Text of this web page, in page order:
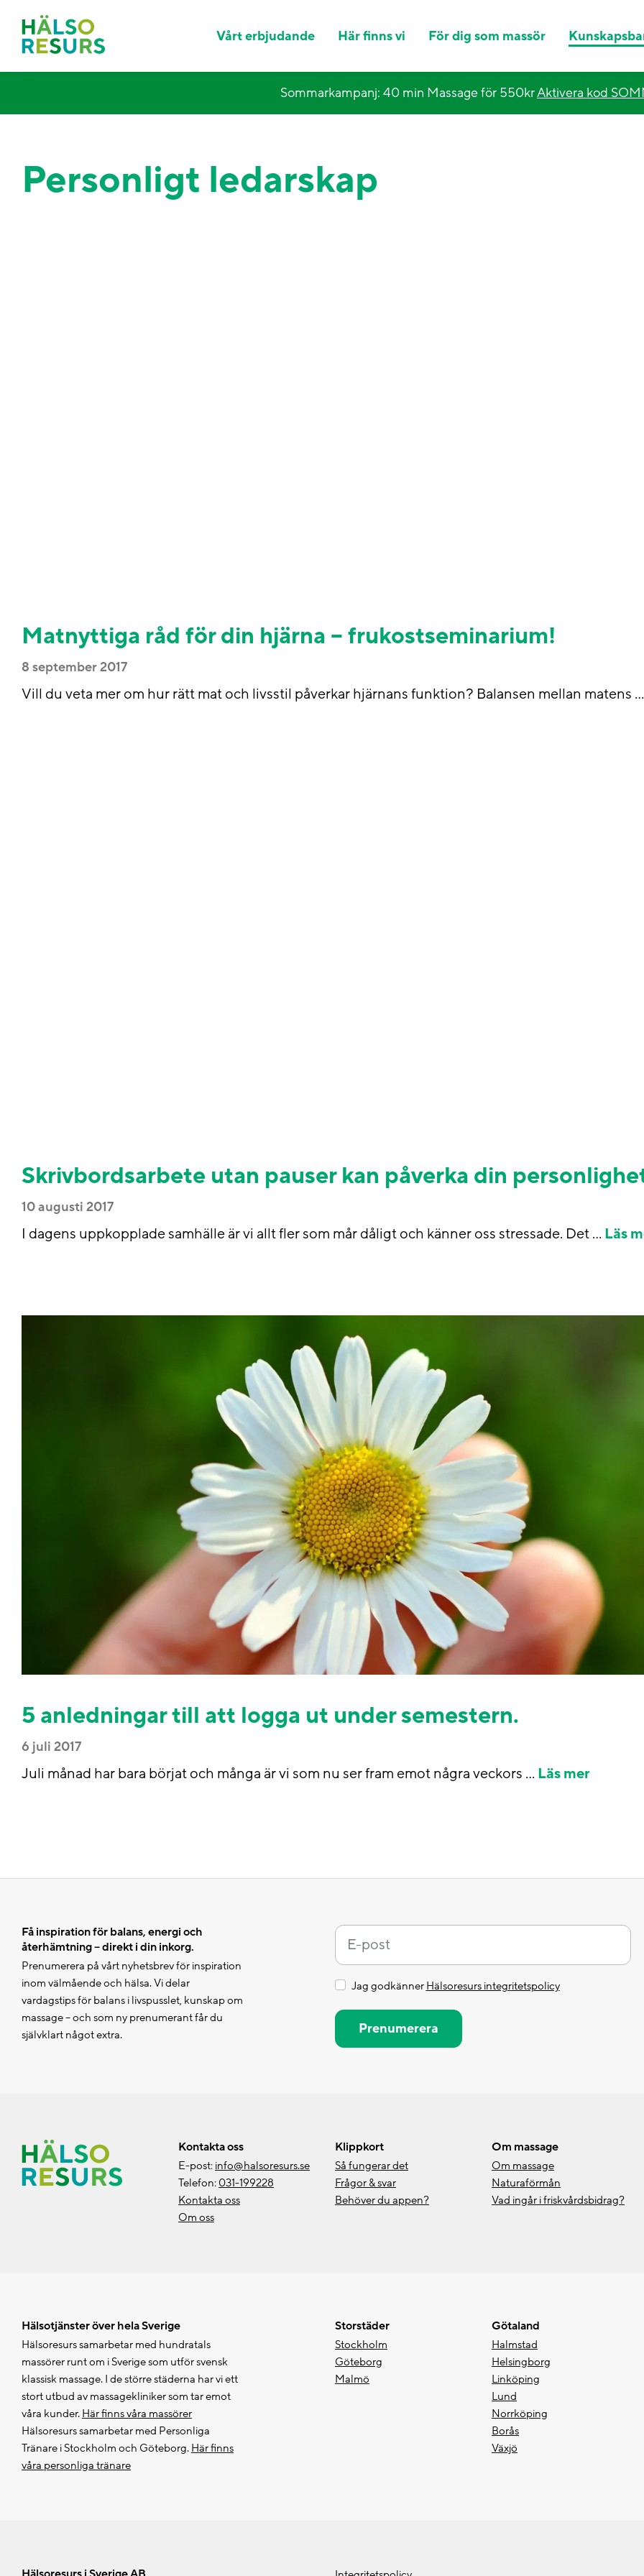
Vårt erbjudande Här finns vi För dig som massör
Sommarkampanj: 40 min Massage för 550krAktivera kod
Personligt ledarskap
Matnyttiga råd för din hjärna – frukostseminarium!
8 september 2017
Vill du veta mer om hur rätt mat och livsstil påverkar hjärnans funktion? Balansen mellan matens
Skrivbordsarbete utan pauser kan påverka din
10 augusti 2017
I dagens uppkopplade samhälle är vi allt fler som mår dåligt och känner oss stressade. Det … Läs
5 anledningar till att logga ut under semestern.
6 juli 2017
Juli månad har bara börjat och många är vi som nu ser fram emot några veckors … Läs mer
Få inspiration för balans, energi och
återhämtning – direkt i din inkorg.
Prenumerera på vårt nyhetsbrev för inspiration
inom välmående och hälsa. Vi delar
vardagstips för balans i livspusslet, kunskap om
massage – och som ny prenumerant får du
självklart något extra.
Jag godkänner Hälsoresurs integritetspolicy
Prenumerera
Kontakta oss
E-post: info@halsoresurs.se
Telefon: 031-199228
Kontakta oss
Om oss
Klippkort
Så fungerar det
Frågor & svar
Behöver du appen?
Om massage
Om massage
Naturaförmån
Vad ingår i friskvårdsbidrag?
Hälsotjänster över hela Sverige
Hälsoresurs samarbetar med hundratals
massörer runt om i Sverige som utför svensk
klassisk massage. I de större städerna har vi ett
stort utbud av massagekliniker som tar emot
våra kunder. Här finns våra massörer
Hälsoresurs samarbetar med Personliga
Tränare i Stockholm och Göteborg. Här finns
våra personliga tränare
Storstäder
Stockholm
Göteborg
Malmö
Götaland
Halmstad
Helsingborg
Linköping
Lund
Norrköping
Borås
Växjö